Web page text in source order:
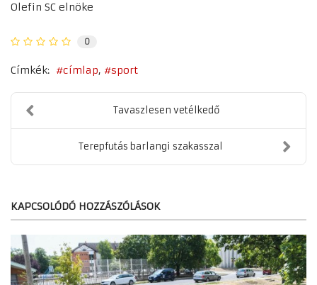
Olefin SC elnöke
0
Címkék: címlap sport
Tavaszlesen vetélkedő
Terepfutás barlangi szakasszal
KAPCSOLÓDÓ HOZZÁSZÓLÁSOK